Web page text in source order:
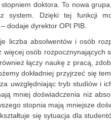
doktora. To nowa
system. Dzięki tej funkcji
dodaje dyrektor OPI PIB.
liczba absolwentów i osób
więcej osób rozpocznynających
łączy naukę z pracą,
dokładniej przyjrzeć się
uwzględniając tryb studiów i
mniej doświadczenia niż
stopnia mają mniejsze
się sytuacja dla